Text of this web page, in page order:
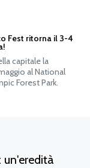
Fest ritorna il 3-4
capitale la
al National
Forest Park.
un'eredità